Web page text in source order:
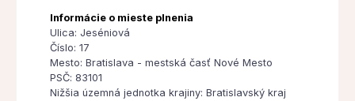
Informácie o mieste plnenia
Ulica: Jeséniová
Číslo: 17
Mesto: Bratislava - mestská časť Nové Mesto
PSČ: 83101
Nižšia územná jednotka krajiny: Bratislavský kraj